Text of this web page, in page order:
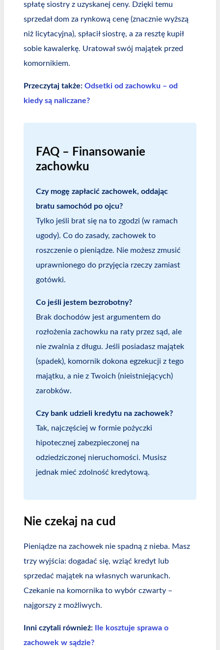
spłatę siostry z uzyskanej ceny. Dzięki temu
sprzedał dom za rynkową cenę (znacznie wyższą
niż licytacyjna), spłacił siostrę, a za resztę kupił
sobie kawalerkę. Uratował swój majątek przed
komornikiem.
Przeczytaj także: Odsetki od zachowku – od
kiedy są naliczane?
FAQ – Finansowanie
zachowku
Czy mogę zapłacić zachowek, oddając
bratu samochód po ojcu?
Tylko jeśli brat się na to zgodzi (w ramach
ugody). Co do zasady, zachowek to
roszczenie o pieniądze. Nie możesz zmusić
uprawnionego do przyjęcia rzeczy zamiast
gotówki.
Co jeśli jestem bezrobotny?
Brak dochodów jest argumentem do
rozłożenia zachowku na raty przez sąd, ale
nie zwalnia z długu. Jeśli posiadasz majątek
(spadek), komornik dokona egzekucji z tego
majątku, a nie z Twoich (nieistniejących)
zarobków.
Czy bank udzieli kredytu na zachowek?
Tak, najczęściej w formie pożyczki
hipotecznej zabezpieczonej na
odziedziczonej nieruchomości. Musisz
jednak mieć zdolność kredytową.
Nie czekaj na cud
Pieniądze na zachowek nie spadną z nieba. Masz
trzy wyjścia: dogadać się, wziąć kredyt lub
sprzedać majątek na własnych warunkach.
Czekanie na komornika to wybór czwarty –
najgorszy z możliwych.
Inni czytali również:
Ile kosztuje sprawa o
zachowek w sądzie?